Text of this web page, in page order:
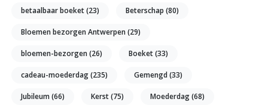
betaalbaar boeket(23) Beterschap (80)
Bloemen bezorgen Antwerpen(29)
bloemen-bezorgen(26) Boeket(33)
cadeau-moederdag(235) Gemengd(33)
Jubileum(66) Kerst(75) Moederdag(68)